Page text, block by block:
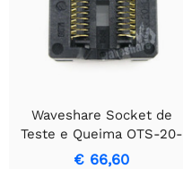
Waveshare Socket de
Teste e Queima OTS-20-
1.27-01
€ 66,60